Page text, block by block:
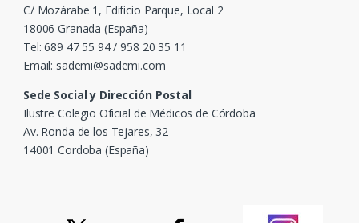
C/ Mozárabe 1, Edificio Parque, Local 2
18006 Granada (España)
Tel: 689 47 55 94 / 958 20 35 11
Email: sademi@sademi.com
Sede Social y Dirección Postal
Ilustre Colegio Oficial de Médicos de Córdoba
Av. Ronda de los Tejares, 32
14001 Cordoba (España)